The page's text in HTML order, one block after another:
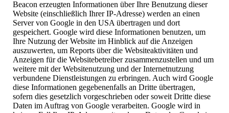
Beacon erzeugten Informationen über Ihre Benutzung dieser
Website (einschließlich Ihrer IP-Adresse) werden an einen
Server von Google in den USA übertragen und dort
gespeichert. Google wird diese Informationen benutzen, um
Ihre Nutzung der Website im Hinblick auf die Anzeigen
auszuwerten, um Reports über die Websiteaktivitäten und
Anzeigen für die Websitebetreiber zusammenzustellen und um
weitere mit der Websitenutzung und der Internetnutzung
verbundene Dienstleistungen zu erbringen. Auch wird Google
diese Informationen gegebenenfalls an Dritte übertragen,
sofern dies gesetzlich vorgeschrieben oder soweit Dritte diese
Daten im Auftrag von Google verarbeiten. Google wird in